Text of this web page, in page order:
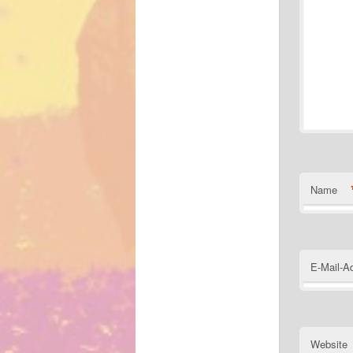
Name
E-Mail-
Website